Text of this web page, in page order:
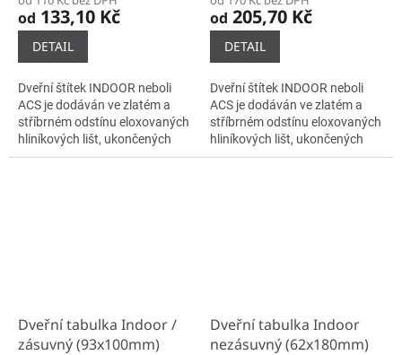
od 133,10 Kč
DETAIL
Dveřní štítek INDOOR neboli
ACS je dodáván ve zlatém a
stříbrném odstínu eloxovaných
hliníkových lišt, ukončených
plastovými bočnicemi černé
od 205,70 Kč
DETAIL
Dveřní štítek INDOOR neboli
ACS je dodáván ve zlatém a
stříbrném odstínu eloxovaných
hliníkových lišt, ukončených
plastovými bočnicemi černé
Dveřní tabulka Indoor /
zásuvný (93x100mm)
Dveřní tabulka Indoor
nezásuvný (62x180mm)